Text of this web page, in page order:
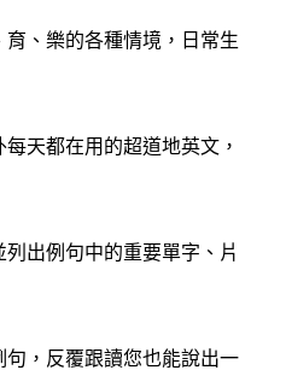
、樂的各種情境，日常生
天都在用的超道地英文，
出例句中的重要單字、片
，反覆跟讀您也能說出一